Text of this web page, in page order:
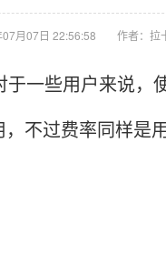
月07日 22:56:58 作者：拉
一些用户来说，
不过费率同样是